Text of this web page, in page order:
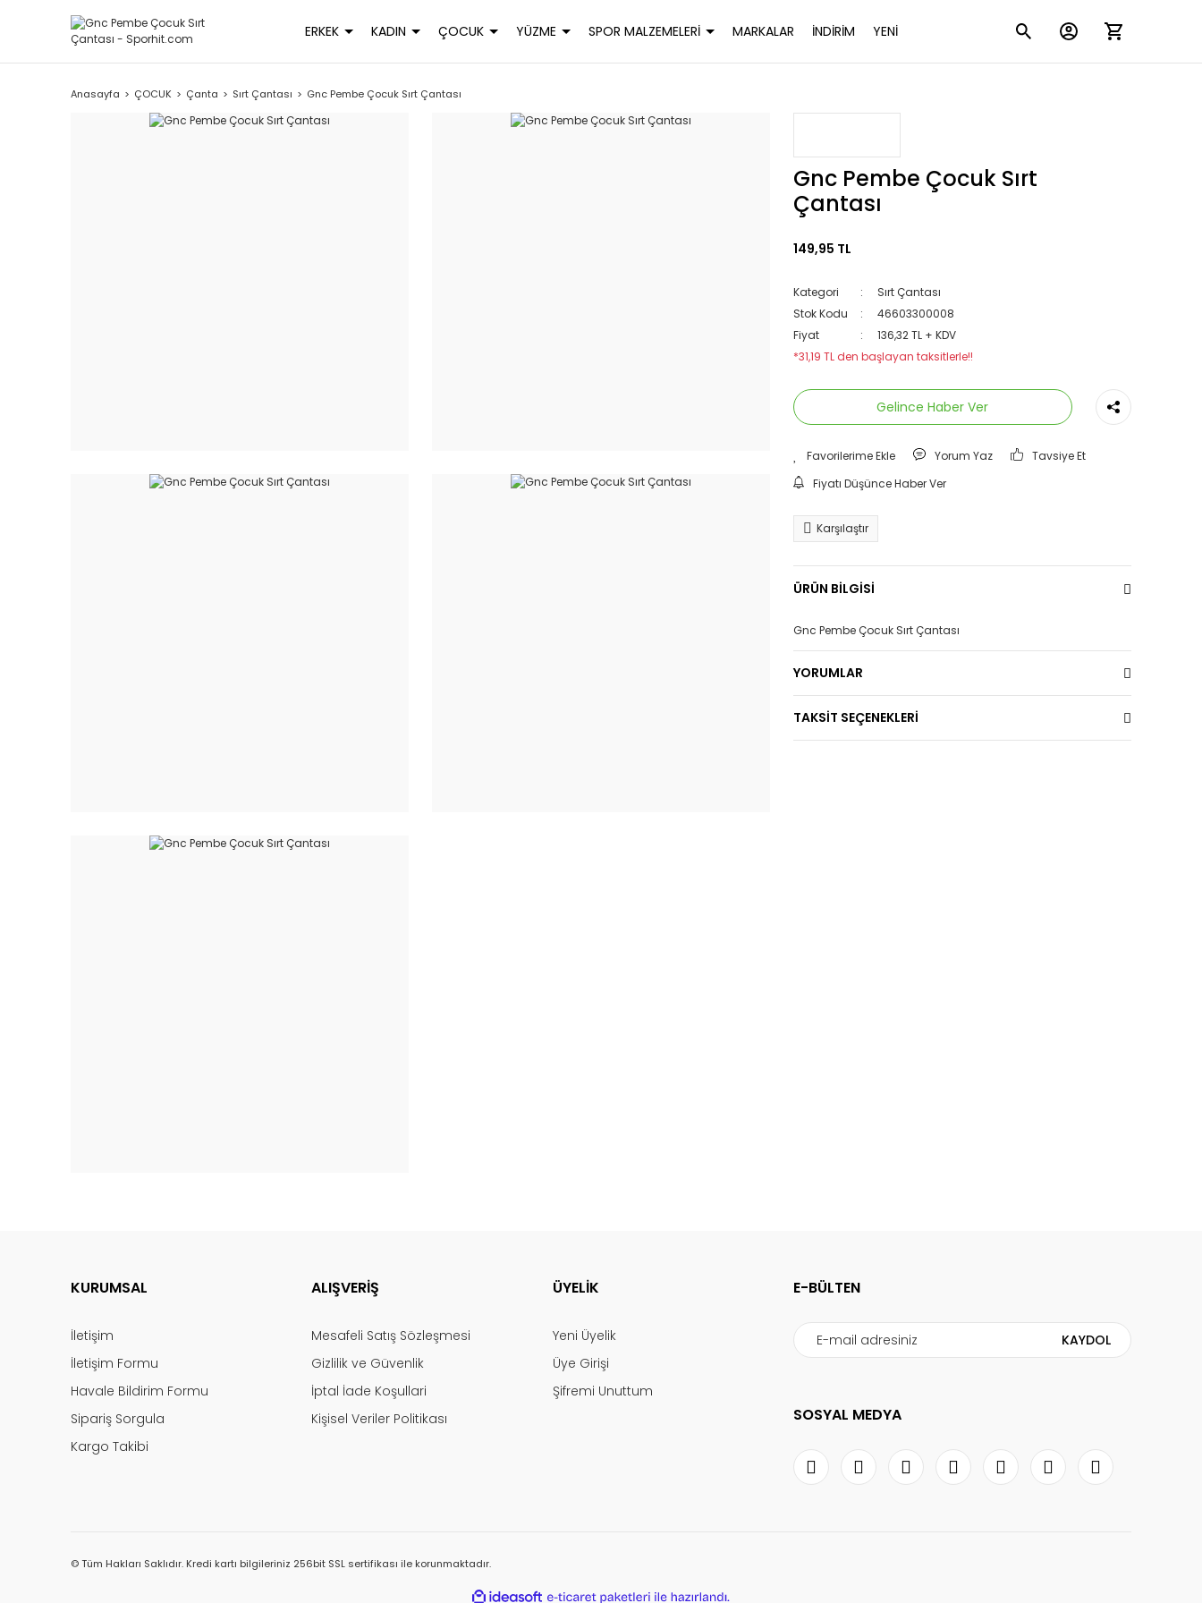
ERKEK KADIN ÇOCUK YÜZME SPOR MALZEMELERİ MARKALAR İNDİRİM YENİ
Anasayfa ÇOCUK Çanta Sırt Çantası Gnc Pembe Çocuk Sırt Çantası
Gnc Pembe Çocuk Sırt
Çantası
149,95 TL
Kategori
Sırt Çantası
Stok Kodu
46603300008
Fiyat
136,32 TL + KDV
*31,19 TL den başlayan taksitlerle!!
Gelince Haber Ver
Yorum Yaz
Tavsiye Et
Fiyatı Düşünce Haber Ver
Karşılaştır
ÜRÜN BİLGİSİ
Gnc Pembe Çocuk Sırt Çantası
YORUMLAR
TAKSİT SEÇENEKLERİ
KURUMSAL
İletişim
İletişim Formu
Havale Bildirim Formu
Sipariş Sorgula
Kargo Takibi
ALIŞVERİŞ
Mesafeli Satış Sözleşmesi
Gizlilik ve Güvenlik
İptal İade Koşullari
Kişisel Veriler Politikası
ÜYELİK
Yeni Üyelik
Üye Girişi
Şifremi Unuttum
E-BÜLTEN
KAYDOL
SOSYAL MEDYA
© Tüm Hakları Saklıdır. Kredi kartı bilgileriniz 256bit SSL sertifikası ile korunmaktadır.
ideasoft e-